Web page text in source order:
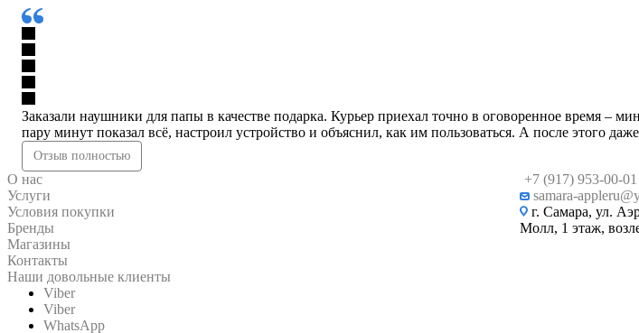
Заказали наушники для папы в качестве подарка. Курьер приехал точно в оговоренное время –
пару минут показал всё, настроил устройство и объяснил, как им пользоваться. А после этого
Отзыв полностью
О нас
Услуги
Условия покупки
Бренды
Магазины
Контакты
Наши довольные клиенты
Viber
Viber
WhatsApp
+7 (917) 953-00-01
samara-
г. Самара, ул.
Молл, 1 этаж,